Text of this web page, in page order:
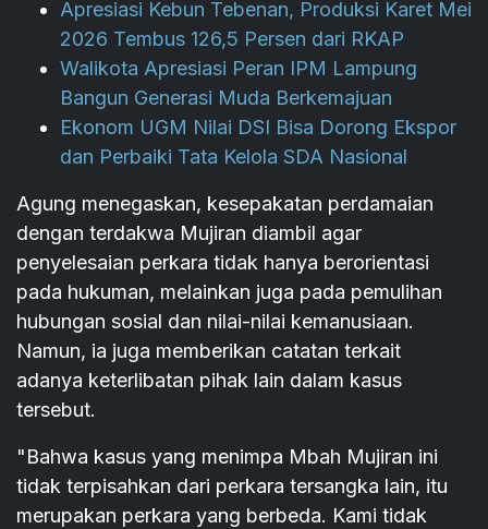
Apresiasi Kebun Tebenan, Produksi Karet Mei
2026 Tembus 126,5 Persen dari RKAP
Walikota Apresiasi Peran IPM Lampung
Bangun Generasi Muda Berkemajuan
Ekonom UGM Nilai DSI Bisa Dorong Ekspor
dan Perbaiki Tata Kelola SDA Nasional
Agung menegaskan, kesepakatan perdamaian
dengan terdakwa Mujiran diambil agar
penyelesaian perkara tidak hanya berorientasi
pada hukuman, melainkan juga pada pemulihan
hubungan sosial dan nilai-nilai kemanusiaan.
Namun, ia juga memberikan catatan terkait
adanya keterlibatan pihak lain dalam kasus
tersebut.
"Bahwa kasus yang menimpa Mbah Mujiran ini
tidak terpisahkan dari perkara tersangka lain, itu
merupakan perkara yang berbeda. Kami tidak